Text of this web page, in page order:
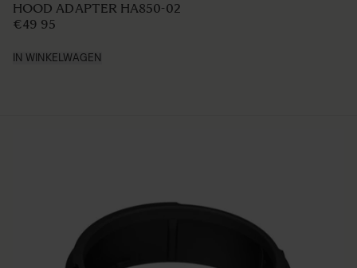
HOOD ADAPTER HA850-02
€49 95
IN WINKELWAGEN